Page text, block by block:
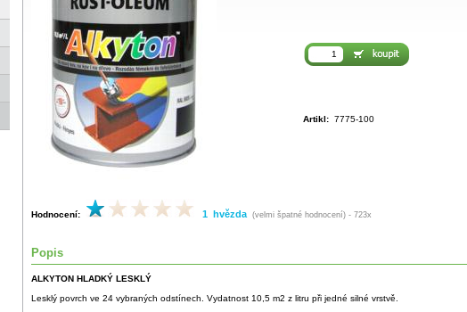
Artikl: 7775-100
Hodnocení: 1 hvězda (velmi špatné hodnocení) - 723x
Popis
ALKYTON HLADKÝ LESKLÝ
Lesklý povrch ve 24 vybraných odstínech. Vydatnost 10,5 m2 z litru při jedné silné vrstvě.